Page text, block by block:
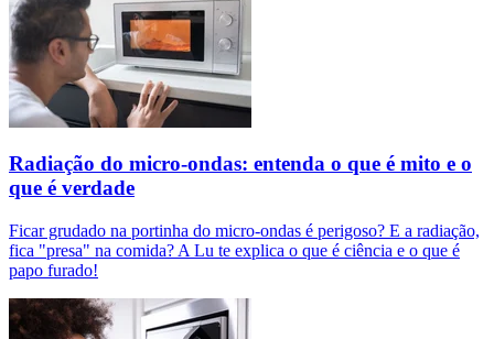
Radiação do micro-ondas: entenda o que é mito e o
que é verdade
Ficar grudado na portinha do micro-ondas é perigoso? E a radiação,
fica "presa" na comida? A Lu te explica o que é ciência e o que é
papo furado!